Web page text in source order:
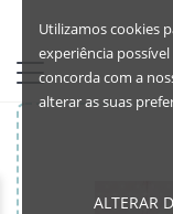
Utilizamos cookies
experiência
concorda com a
alterar as suas
ALTERAR